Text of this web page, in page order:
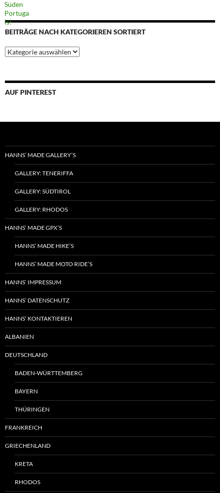
BEITRÄGE NACH KATEGORIEREN SORTIERT
Beiträge
nach
AUF PINTEREST
HANNS’ MADE GALLERY’S
GALLERY: TENERIFFA
GALLERY: SÜDTIROL
GALLERY: RHODOS
HANNS‘ MADE GPX’S
HANNS’ MADE HIKE’S
HANNS’ MADE MOTO RIDE’S
HANNS‘ IMPRESSUM
HANNS‘ DATENSCHUTZ
HANNS‘ KONTAKTIEREN
ALBANIEN
DEUTSCHLAND
BADEN-WÜRTTEMBERG
BAYERN
THÜRINGEN
FRANKREICH
GRIECHENLAND
KRETA
RHODOS